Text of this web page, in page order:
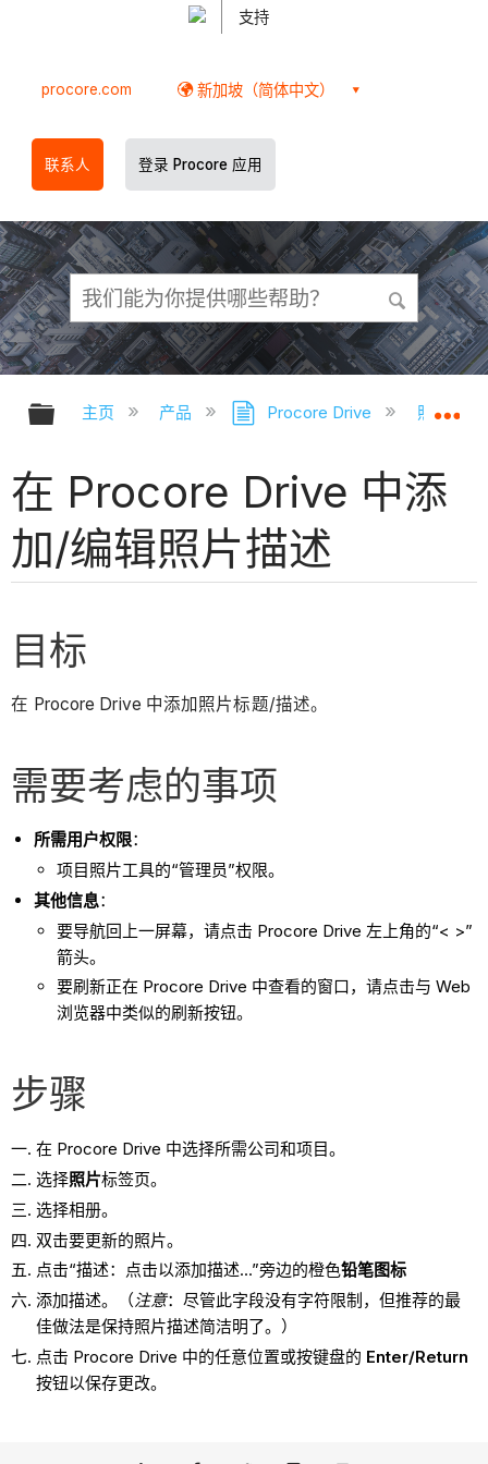
支持
procore.com 新加坡（简体中文）
联系人 登录 Procore 应用
扩展/隐缩全局层次
主页 产品 Procore Drive 照片（
在 Procore Drive 中添
加/编辑照片描述
目标
在 Procore Drive 中添加照片标题/描述。
需要考虑的事项
所需用户权限：
项目照片工具的“管理员”权限。
其他信息：
要导航回上一屏幕，请点击 Procore Drive 左上角的“< >”
箭头。
要刷新正在 Procore Drive 中查看的窗口，请点击与 Web
浏览器中类似的刷新按钮。
步骤
在 Procore Drive 中选择所需公司和项目。
选择照片标签页。
选择相册。
双击要更新的照片。
点击“描述：点击以添加描述...”旁边的橙色铅笔图标
添加描述。（注意：尽管此字段没有字符限制，但推荐的最
佳做法是保持照片描述简洁明了。）
点击 Procore Drive 中的任意位置或按键盘的 Enter/Return
按钮以保存更改。